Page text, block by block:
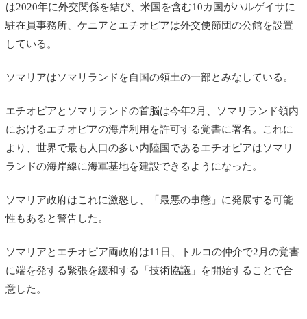
は2020年に外交関係を結び、米国を含む10カ国がハルゲイサに
駐在員事務所、ケニアとエチオピアは外交使節団の公館を設置
している。
ソマリアはソマリランドを自国の領土の一部とみなしている。
エチオピアとソマリランドの首脳は今年2月、ソマリランド領内
におけるエチオピアの海岸利用を許可する覚書に署名。これに
より、世界で最も人口の多い内陸国であるエチオピアはソマリ
ランドの海岸線に海軍基地を建設できるようになった。
ソマリア政府はこれに激怒し、「最悪の事態」に発展する可能
性もあると警告した。
ソマリアとエチオピア両政府は11日、トルコの仲介で2月の覚書
に端を発する緊張を緩和する「技術協議」を開始することで合
意した。